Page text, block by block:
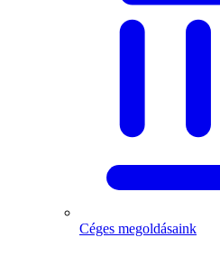
Céges megoldásaink